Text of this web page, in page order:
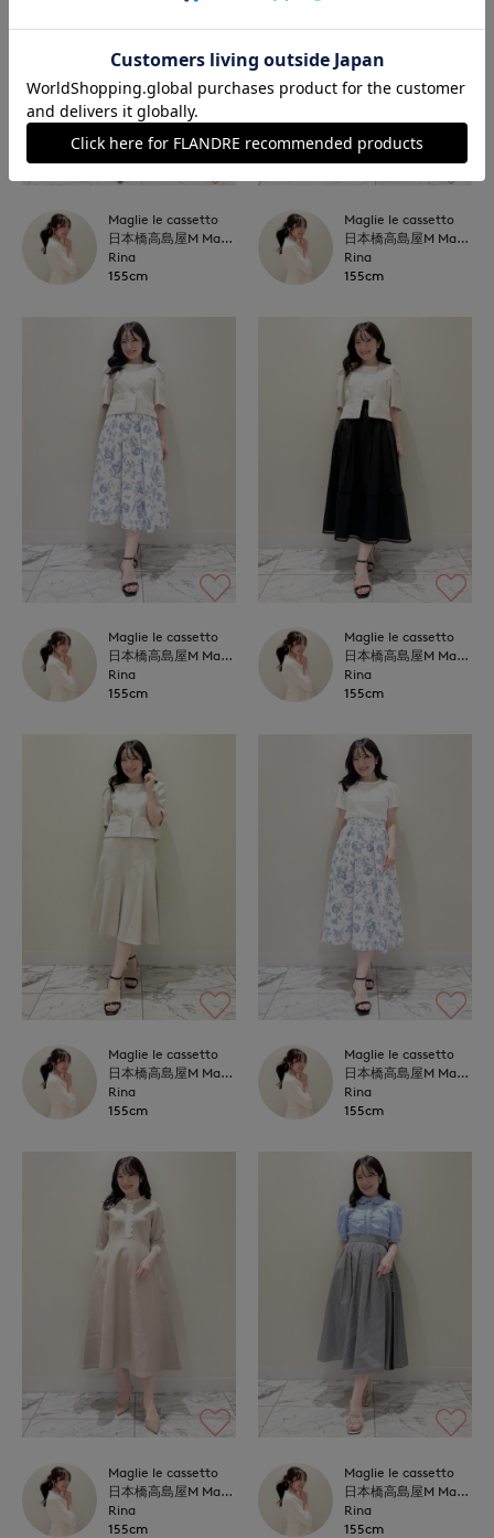
Maglie le cassetto
日本橋高島屋M Maglie le cassetto
Rina
155cm
Maglie le cassetto
日本橋高島屋M Maglie le cassetto
Rina
155cm
Maglie le cassetto
日本橋高島屋M Maglie le cassetto
Rina
155cm
Maglie le cassetto
日本橋高島屋M Maglie le cassetto
Rina
155cm
Maglie le cassetto
日本橋高島屋M Maglie le cassetto
Rina
155cm
Maglie le cassetto
日本橋高島屋M Maglie le cassetto
Rina
155cm
Maglie le cassetto
日本橋高島屋M Maglie le cassetto
Rina
155cm
Maglie le cassetto
日本橋高島屋M Maglie le cassetto
Rina
155cm